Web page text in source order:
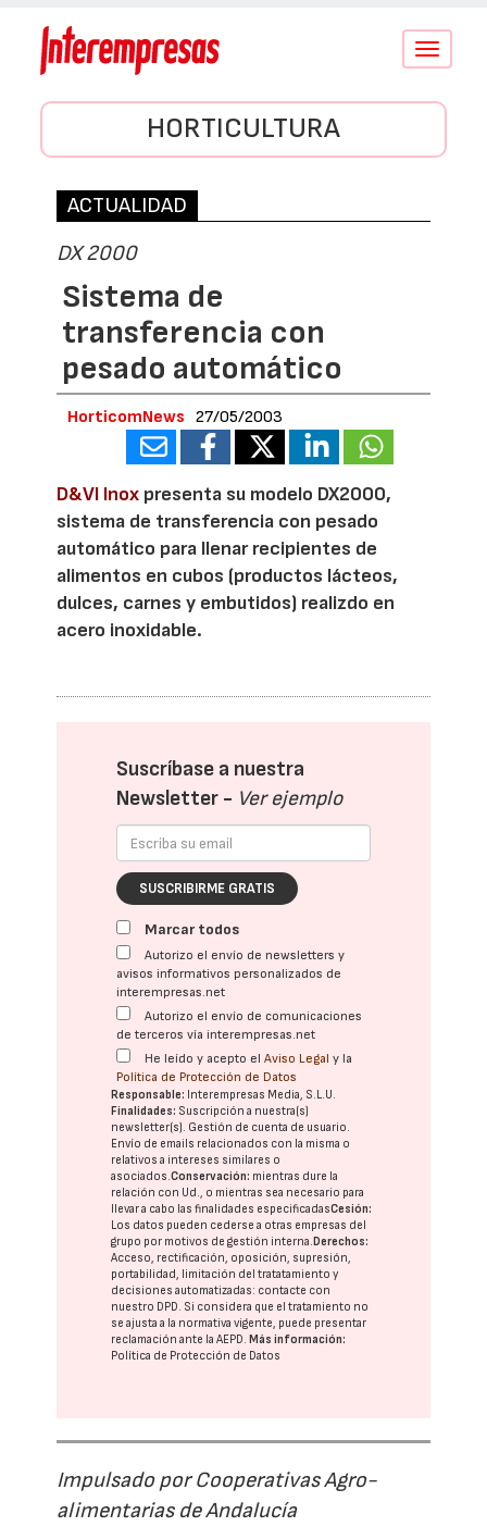
Conmutar
HORTICULTURA
ACTUALIDAD
DX 2000
Sistema de
transferencia con
pesado automático
HorticomNews 27/05/2003
D&VI Inox presenta su modelo DX2000,
sistema de transferencia con pesado
automático para llenar recipientes de
alimentos en cubos (productos lácteos,
dulces, carnes y embutidos) realizdo en
acero inoxidable.
Suscríbase a nuestra
Newsletter - Ver ejemplo
SUSCRIBIRME GRATIS
Marcar todos
Autorizo el envío de newsletters y
avisos informativos personalizados de
interempresas.net
Autorizo el envío de comunicaciones
de terceros vía interempresas.net
He leído y acepto elAviso Legal y la
Política de Protección de Datos
Responsable: Interempresas Media, S.L.U.
Finalidades: Suscripción a nuestra(s)
newsletter(s). Gestión de cuenta de usuario.
Envío de emails relacionados con la misma o
relativos a intereses similares o
asociados.Conservación: mientras dure la
relación con Ud., o mientras sea necesario para
llevar a cabo las finalidades especificadasCesión:
Los datos pueden cederse a otras empresas del
grupo por motivos de gestión interna. Derechos:
Acceso, rectificación, oposición, supresión,
portabilidad, limitación del tratatamiento y
decisiones automatizadas: contacte con
nuestro DPD. Si considera que el tratamiento no
se ajusta a la normativa vigente, puede presentar
reclamación ante laAEPD. Más información:
Política de Protección de Datos
Impulsado por Cooperativas Agro-
alimentarias de Andalucía